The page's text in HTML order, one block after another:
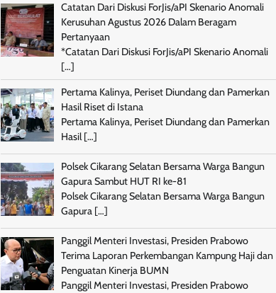
Catatan Dari Diskusi ForJis/aPI Skenario Anomali
Kerusuhan Agustus 2026 Dalam Beragam
Pertanyaan
*Catatan Dari Diskusi ForJis/aPI Skenario Anomali
[…]
Pertama Kalinya, Periset Diundang dan Pamerkan
Hasil Riset di Istana
Pertama Kalinya, Periset Diundang dan Pamerkan
Hasil[…]
Polsek Cikarang Selatan Bersama Warga Bangun
Gapura Sambut HUT RI ke-81
Polsek Cikarang Selatan Bersama Warga Bangun
Gapura […]
Panggil Menteri Investasi, Presiden Prabowo
Terima Laporan Perkembangan Kampung Haji dan
Penguatan Kinerja BUMN
Panggil Menteri Investasi, Presiden Prabowo